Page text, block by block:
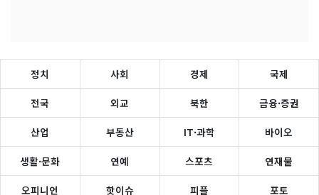
정치 사회 경제 국제
전국 외교 북한 금융·증권
산업 부동산 IT·과학 바이오
생활·문화 연예 스포츠 연재물
오피니언 핫이슈 피플 포토